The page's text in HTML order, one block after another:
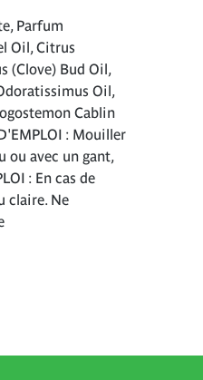
Parfum
Oil, Citrus
(Clove) Bud Oil,
Oil,
Cablin
: Mouiller
ou avec un gant,
: En cas de
claire. Ne